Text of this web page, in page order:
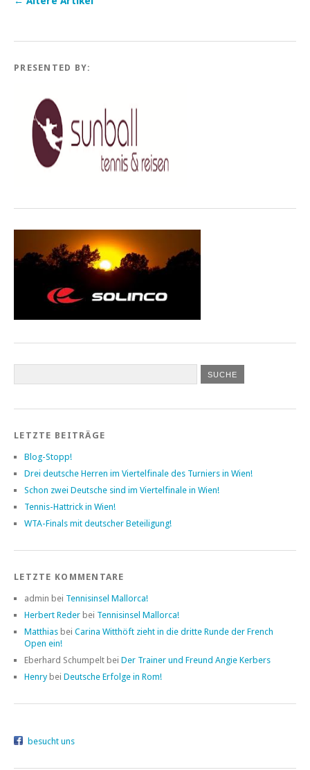
PRESENTED BY:
LETZTE BEITRÄGE
Blog-Stopp!
Drei deutsche Herren im Viertelfinale des Turniers in Wien!
Schon zwei Deutsche sind im Viertelfinale in Wien!
Tennis-Hattrick in Wien!
WTA-Finals mit deutscher Beteiligung!
LETZTE KOMMENTARE
admin bei Tennisinsel Mallorca!
Herbert Reder bei Tennisinsel Mallorca!
Matthias bei Carina Witthöft zieht in die dritte Runde der French
Open ein!
Eberhard Schumpelt bei Der Trainer und Freund Angie Kerbers
Henry bei Deutsche Erfolge in Rom!
besucht uns